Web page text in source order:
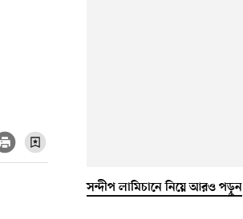
সন্দীপ লামিচানে নিয়ে আরও পড়ুন